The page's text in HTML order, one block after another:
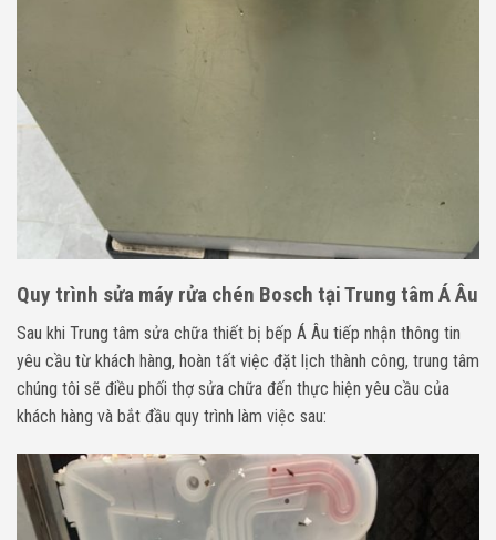
Quy trình sửa máy rửa chén Bosch tại Trung tâm Á Âu
Sau khi Trung tâm sửa chữa thiết bị bếp Á Âu tiếp nhận thông tin
yêu cầu từ khách hàng, hoàn tất việc đặt lịch thành công, trung tâm
chúng tôi sẽ điều phối thợ sửa chữa đến thực hiện yêu cầu của
khách hàng và bắt đầu quy trình làm việc sau: